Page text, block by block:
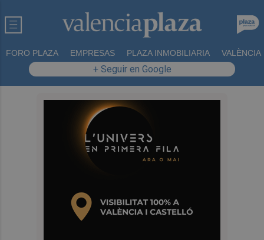
FORO PLAZA EMPRESAS PLAZA INMOBILIARIA VALÈNCIA
+ Seguir en Google